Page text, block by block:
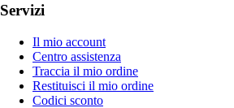
Servizi
Il mio account
Centro assistenza
Traccia il mio ordine
Restituisci il mio ordine
Codici sconto